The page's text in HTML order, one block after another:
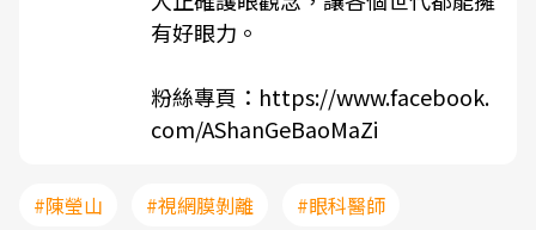
有好眼力。
粉絲專頁： https://www.facebook.
com/AShanGeBaoMaZi
#陳瑩山 #視網膜剝離
#眼科醫師